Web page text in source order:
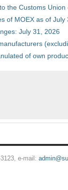
the Customs
of MOEX as of July
July 31, 2026
of own
e-mail: